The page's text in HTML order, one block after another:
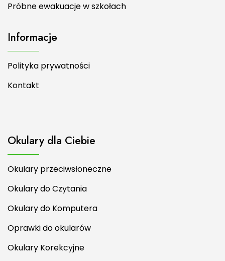
Próbne ewakuacje w szkołach
Informacje
Polityka prywatności
Kontakt
Okulary dla Ciebie
Okulary przeciwsłoneczne
Okulary do Czytania
Okulary do Komputera
Oprawki do okularów
Okulary Korekcyjne